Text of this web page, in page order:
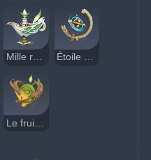
Mille rêves flottants Étoile du soir errante
Le fruit de l'accomplissement